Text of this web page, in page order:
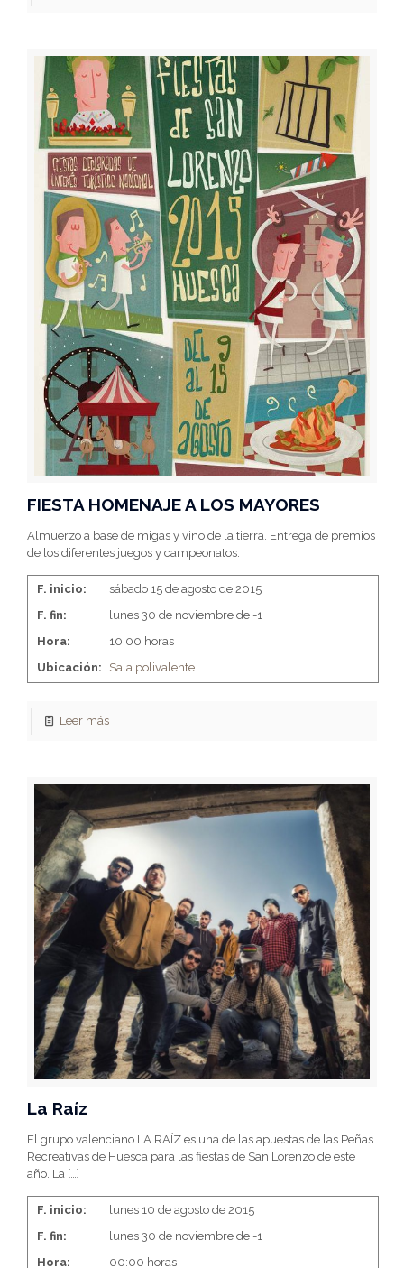
FIESTA HOMENAJE A LOS MAYORES
Almuerzo a base de migas y vino de la tierra. Entrega de premios
de los diferentes juegos y campeonatos.
F. inicio:
sábado 15 de agosto de 2015
F. fin:
lunes 30 de noviembre de -1
Hora:
10:00 horas
Ubicación:
Sala polivalente
Leer más
La Raíz
El grupo valenciano LA RAÍZ es una de las apuestas de las Peñas
Recreativas de Huesca para las fiestas de San Lorenzo de este
año. La […]
F. inicio:
lunes 10 de agosto de 2015
F. fin:
lunes 30 de noviembre de -1
Hora:
00:00 horas